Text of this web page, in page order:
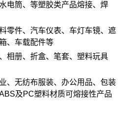
电筒、等塑胶类产品熔接、焊
零件、汽车仪表、车灯车镜、遮
、车载配件等
相册、折盒、笔套、塑料玩具
、无纺布服装、办公用品、包装
及PC塑料材质可熔接性产品